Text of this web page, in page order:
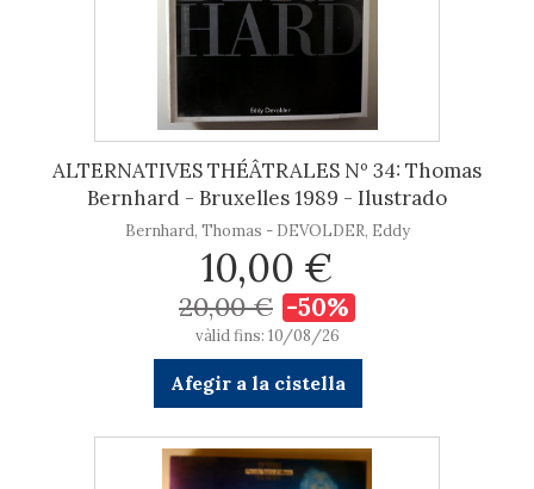
ALTERNATIVES THÉÂTRALES Nº 34: Thomas
Bernhard - Bruxelles 1989 - Ilustrado
Bernhard, Thomas - DEVOLDER, Eddy
10,00 €
20,00 € -50%
vàlid fins: 10/08/26
Afegir a la cistella